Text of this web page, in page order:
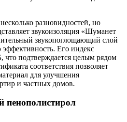
разновидностей, но
звукоизоляция «Шуманет
звукопоглощающий слой
Его индекс
что подтверждается целым рядом
соответствия позволяет
для улучшения
и частных домов.
пенополистирол